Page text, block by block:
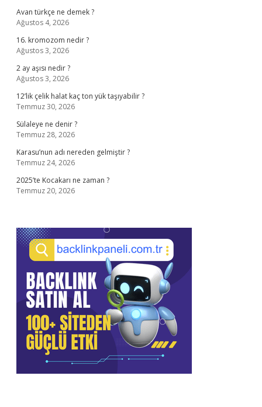
Avan türkçe ne demek ?
Ağustos 4, 2026
16. kromozom nedir ?
Ağustos 3, 2026
2 ay aşısı nedir ?
Ağustos 3, 2026
12’lik çelik halat kaç ton yük taşıyabilir ?
Temmuz 30, 2026
Sülaleye ne denir ?
Temmuz 28, 2026
Karasu’nun adı nereden gelmiştir ?
Temmuz 24, 2026
2025’te Kocakarı ne zaman ?
Temmuz 20, 2026